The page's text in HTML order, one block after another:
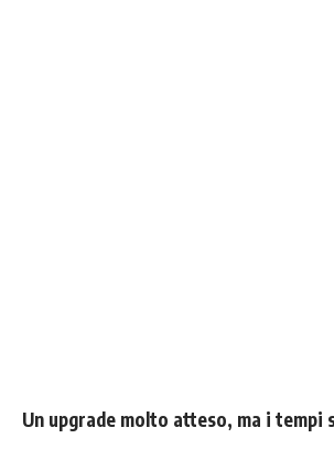
Un upgrade molto atteso, ma i tempi